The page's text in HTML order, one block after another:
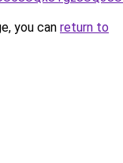
you can return to